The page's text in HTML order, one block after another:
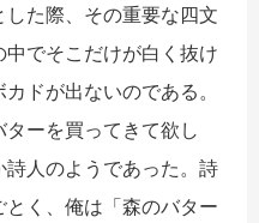
た際、その重要な四文
でそこだけが白く抜け
ドが出ないのである。
ーを買ってきて欲し
人のようであった。詩
く、俺は「森のバター